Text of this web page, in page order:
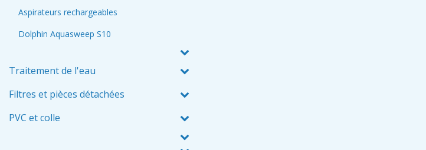
Aspirateurs rechargeables
Dolphin Aquasweep S10
Traitement de l'eau
Filtres et pièces détachées
PVC et colle